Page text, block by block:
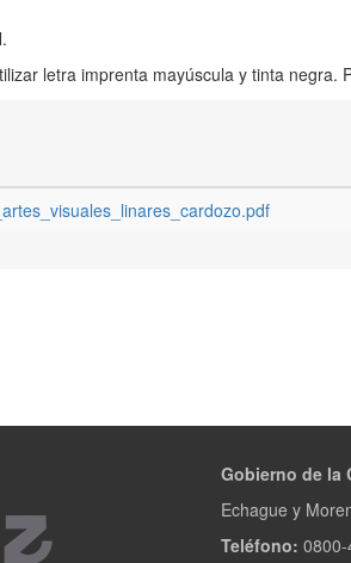
letra imprenta mayúscula y tinta negra.
Gobierno de la
Echague y
Teléfono: